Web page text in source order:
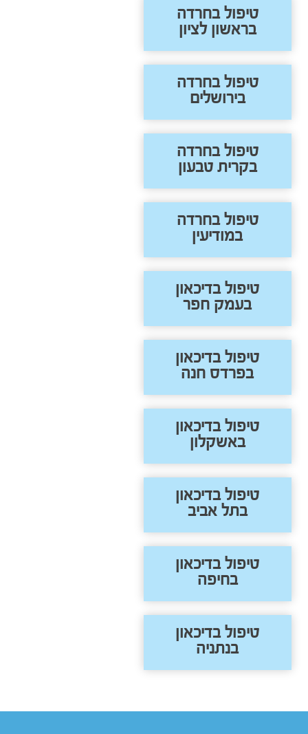
טיפול בחרדה
בראשון לציון
טיפול בחרדה
בירושלים
טיפול בחרדה
בקרית טבעון
טיפול בחרדה
במודיעין
טיפול בדיכאון
בעמק חפר
טיפול בדיכאון
בפרדס חנה
טיפול בדיכאון
באשקלון
טיפול בדיכאון
בתל אביב
טיפול בדיכאון
בחיפה
טיפול בדיכאון
בנתניה